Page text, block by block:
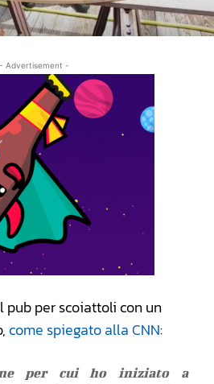
- Advertisement -
pub per scoiattoli con un
come spiegato alla CNN:
per cui ho iniziato a